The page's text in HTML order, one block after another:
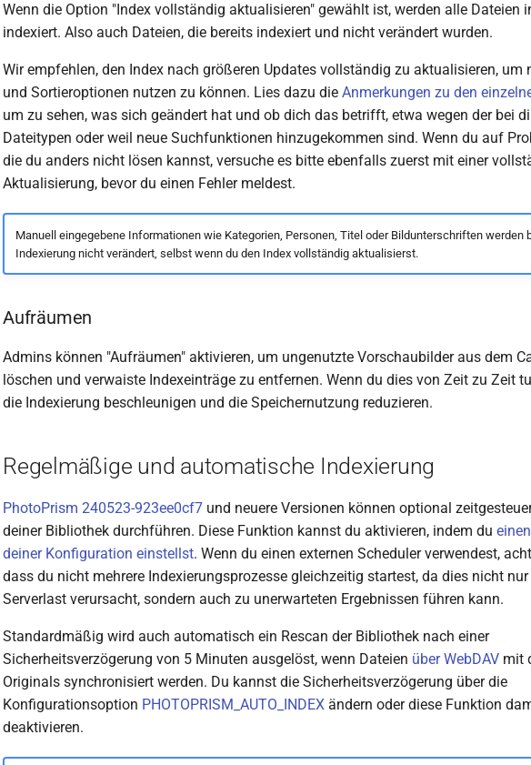
Wenn die Option "Index vollständig aktualisieren" gewählt ist, werden alle Dateien
indexiert. Also auch Dateien, die bereits indexiert und nicht verändert wurden.
Wir empfehlen, den Index nach größeren Updates vollständig zu aktualisieren, um
und Sortieroptionen nutzen zu können. Lies dazu die Anmerkungen zu den
um zu sehen, was sich geändert hat und ob dich das betrifft, etwa wegen der bei
Dateitypen oder weil neue Suchfunktionen hinzugekommen sind. Wenn du auf
die du anders nicht lösen kannst, versuche es bitte ebenfalls zuerst mit einer
Aktualisierung, bevor du einen Fehler meldest.
Manuell eingegebene Informationen wie Kategorien, Personen, Titel oder Bildunterschriften werden
Indexierung nicht verändert, selbst wenn du den Index vollständig aktualisierst.
Aufräumen
Admins können "Aufräumen" aktivieren, um ungenutzte Vorschaubilder aus dem
löschen und verwaiste Indexeinträge zu entfernen. Wenn du dies von Zeit zu Zeit
die Indexierung beschleunigen und die Speichernutzung reduzieren.
Regelmäßige und automatische Indexierung
PhotoPrism 240523-923ee0cf7 und neuere Versionen können optional
deiner Bibliothek durchführen. Diese Funktion kannst du aktivieren, indem du
deiner Konfiguration einstellst. Wenn du einen externen Scheduler verwendest,
dass du nicht mehrere Indexierungsprozesse gleichzeitig startest, da dies nicht
Serverlast verursacht, sondern auch zu unerwarteten Ergebnissen führen kann.
Standardmäßig wird auch automatisch ein Rescan der Bibliothek nach einer
Sicherheitsverzögerung von 5 Minuten ausgelöst, wenn Dateien über WebDAV mit
Originals synchronisiert werden. Du kannst die Sicherheitsverzögerung über die
Konfigurationsoption PHOTOPRISM_AUTO_INDEX ändern oder diese Funktion
deaktivieren.